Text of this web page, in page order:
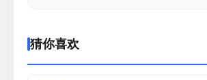
猜你喜欢